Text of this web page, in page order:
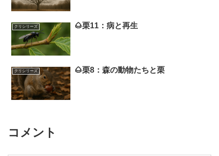
クリシリーズ 🌰栗11：病と再生
クリシリーズ 🌰栗8：森の動物たちと栗
コメント